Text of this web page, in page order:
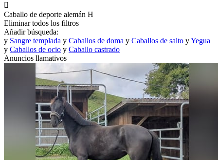

Caballo de deporte alemán H
Eliminar todos los filtros
Añadir búsqueda:
y Sangre templada y Caballos de doma y Caballos de salto yYegua
y Caballos de ocio y Caballo castrado
Anuncios llamativos